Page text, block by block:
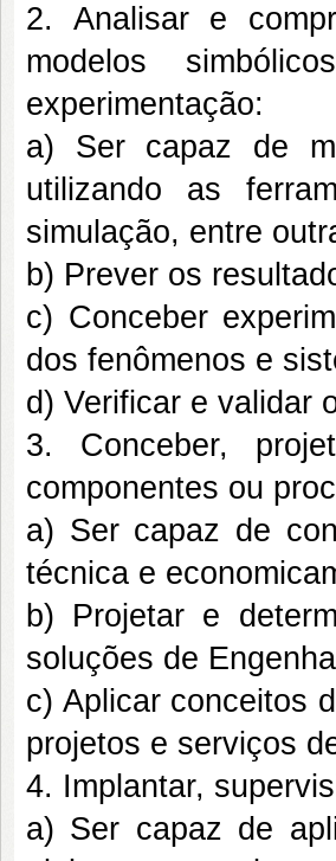
2. Analisar e
modelos
experimentação:
a) Ser capaz de
utilizando as
simulação, entre
b) Prever os
c) Conceber
dos fenômenos e
d) Verificar e validar
3. Conceber,
componentes ou
a) Ser capaz de
técnica e
b) Projetar e
soluções de
c) Aplicar conceitos
projetos e serviços
4. Implantar,
a) Ser capaz de